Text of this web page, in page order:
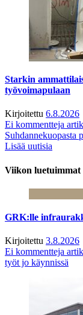
Starkin
työvoimapulaan
Kirjoitettu 6.8.2026
Ei kommentteja
Suhdannekuopasta
Lisää uutisia
Viikon luetuimmat
GRK:lle
Kirjoitettu 3.8.2026
Ei kommentteja
työt jo käynnissä